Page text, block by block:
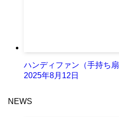
ハンディファン（手持ち
2025年8月12日
NEWS